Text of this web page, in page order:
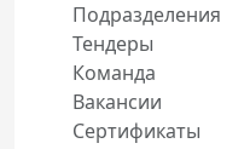
Подразделения
Тендеры
Команда
Вакансии
Сертификаты